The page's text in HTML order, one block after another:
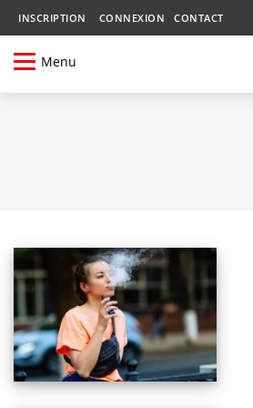
INSCRIPTION CONNEXION CONTACT
Menu